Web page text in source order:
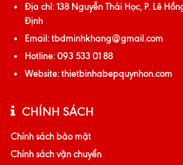
Địa chỉ:138 Nguyễn Thái Học, P. Lê
Định
Email:tbdminhkhang@gmail.com
Hotline:093 533 01 88
Website:thietbinhabepquynhon.com
CHÍNH SÁCH
Chính sách bảo mật
Chính sách vận chuyển